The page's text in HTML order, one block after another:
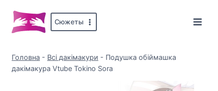
вмісту
Сюжеты
Головна - Всі дакімакури - Подушка обіймашка
дакімакура Vtube Tokino Sora